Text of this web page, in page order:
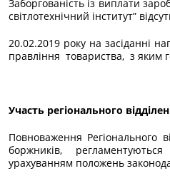
Заборгованість із виплати
світлотехнічний інститут”
20.02.2019 року на засіданні
правління товариства, з яким
Участь регіонального
Повноваження Регіонального
боржників,
урахуванням положень